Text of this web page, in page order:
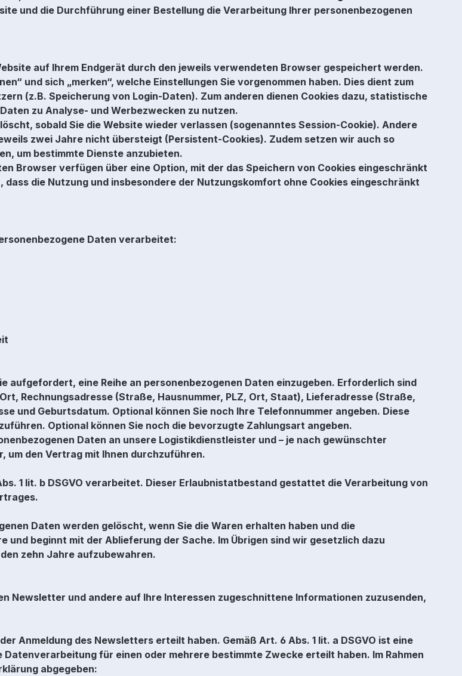
und die Durchführung einer Bestellung die Verarbeitung Ihrer personenbezogenen
auf Ihrem Endgerät durch den jeweils verwendeten Browser gespeichert werden.
und sich „merken“, welche Einstellungen Sie vorgenommen haben. Dies dient zum
(z.B. Speicherung von Login-Daten). Zum anderen dienen Cookies dazu, statistische
zu Analyse- und Werbezwecken zu nutzen.
sobald Sie die Website wieder verlassen (sogenanntes Session-Cookie). Andere
zwei Jahre nicht übersteigt (Persistent-Cookies). Zudem setzen wir auch so
um bestimmte Dienste anzubieten.
Browser verfügen über eine Option, mit der das Speichern von Cookies eingeschränkt
die Nutzung und insbesondere der Nutzungskomfort ohne Cookies eingeschränkt
Daten verarbeitet:
aufgefordert, eine Reihe an personenbezogenen Daten einzugeben. Erforderlich sind
Rechnungsadresse (Straße, Hausnummer, PLZ, Ort, Staat), Lieferadresse (Straße,
und Geburtsdatum. Optional können Sie noch Ihre Telefonnummer angeben. Diese
Optional können Sie noch die bevorzugte Zahlungsart angeben.
Daten an unsere Logistikdienstleister und – je nach gewünschter
um den Vertrag mit Ihnen durchzuführen.
1 lit. b DSGVO verarbeitet. Dieser Erlaubnistatbestand gestattet die Verarbeitung von
Daten werden gelöscht, wenn Sie die Waren erhalten haben und die
beginnt mit der Ablieferung der Sache. Im Übrigen sind wir gesetzlich dazu
zehn Jahre aufzubewahren.
Newsletter und andere auf Ihre Interessen zugeschnittene Informationen zuzusenden,
Anmeldung des Newsletters erteilt haben. Gemäß Art. 6 Abs. 1 lit. a DSGVO ist eine
für einen oder mehrere bestimmte Zwecke erteilt haben. Im Rahmen
abgegeben: